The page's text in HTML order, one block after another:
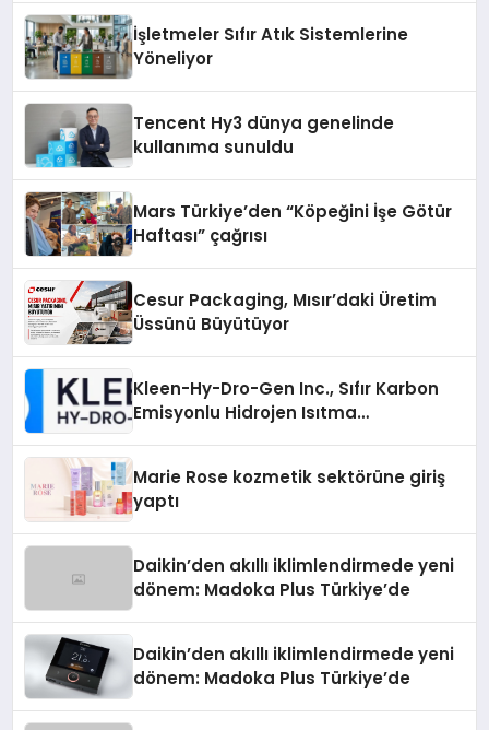
İşletmeler Sıfır Atık Sistemlerine
Yöneliyor
Tencent Hy3 dünya genelinde
kullanıma sunuldu
Mars Türkiye’den “Köpeğini İşe Götür
Haftası” çağrısı
Cesur Packaging, Mısır’daki Üretim
Üssünü Büyütüyor
Kleen-Hy-Dro-Gen Inc., Sıfır Karbon
Emisyonlu Hidrojen Isıtma
Marie Rose kozmetik sektörüne giriş
yaptı
Daikin’den akıllı iklimlendirmede yeni
dönem: Madoka Plus Türkiye’de
Daikin’den akıllı iklimlendirmede yeni
dönem: Madoka Plus Türkiye’de